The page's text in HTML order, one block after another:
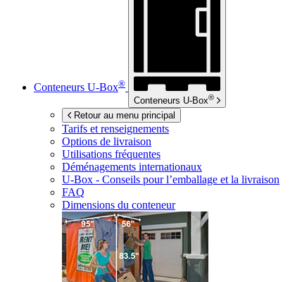
Conteneurs U-Box®
Conteneurs U-Box®
Retour au menu principal
Tarifs et renseignements
Options de livraison
Utilisations fréquentes
Déménagements internationaux
U-Box - Conseils pour l’emballage et la livraison
FAQ
Dimensions du conteneur